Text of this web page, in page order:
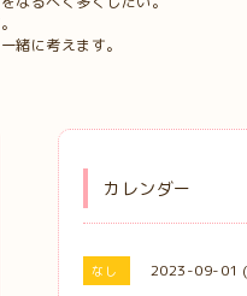
緒に考えます。
カレンダー
なし 2023-09-01